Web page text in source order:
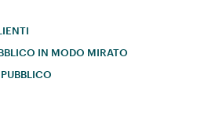
IN MODO MIRATO